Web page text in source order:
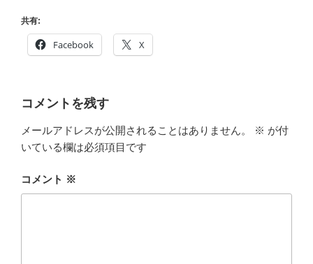
共有:
Facebook X
コメントを残す
メールアドレスが公開されることはありません。 ※ が付
いている欄は必須項目です
コメント ※